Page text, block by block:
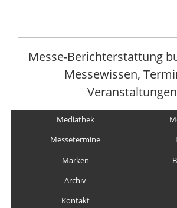
Messe-Berichterstattung
Messewissen,
Veranstaltungen
Mediathek
Messetermine
Marken
Archiv
Kontakt